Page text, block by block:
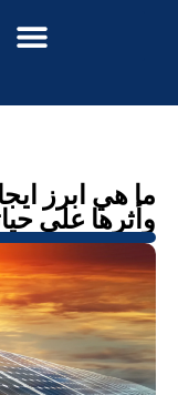
ما هي ابرز
وأثرها على